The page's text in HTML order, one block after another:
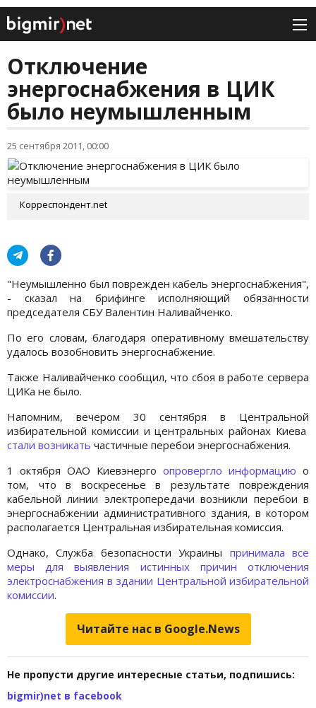
Отключение
энергоснабжения в ЦИК
было неумышленным
25 сентября 2011, 00:00
Корреспондент.net
"Неумышленно был поврежден кабель энергоснабжения",
- сказал на брифинге исполняющий обязанности
председателя СБУ Валентин Наливайченко.
По его словам, благодаря оперативному вмешательству
удалось возобновить энергоснабжение.
Также Наливайченко сообщил, что сбоя в работе сервера
ЦИКа не было.
Напомним, вечером 30 сентября в Центральной
избирательной комиссии и центральных районах Киева
стали возникать частичные перебои энергоснабжения.
1 октября ОАО Киевэнерго опровергло информацию о
том, что в воскресенье в результате повреждения
кабельной линии электропередачи возникли перебои в
энергоснабжении административного здания, в котором
располагается Центральная избирательная комиссия.
Однако, Служба безопасности Украины принимала все
меры для выявления истинных причин отключения
электроснабжения в здании Центральной избирательной
комиссии.
Читайте нас в Google.News
Не пропусти другие интересные статьи, подпишись:
bigmir)net в facebook